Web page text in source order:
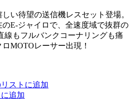
い待望の送信機レスセット登場。
E-ジャイロで、全速度域で抜群の
線もフルバンクコーナリングも痛
MOTOレーサー出現！
ストに追加
追加